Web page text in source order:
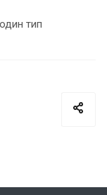
тип